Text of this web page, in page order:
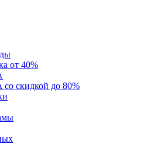
от 40%
скидкой до 80%